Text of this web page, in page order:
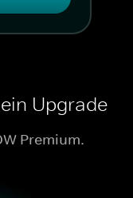
Upgrade
Premium.